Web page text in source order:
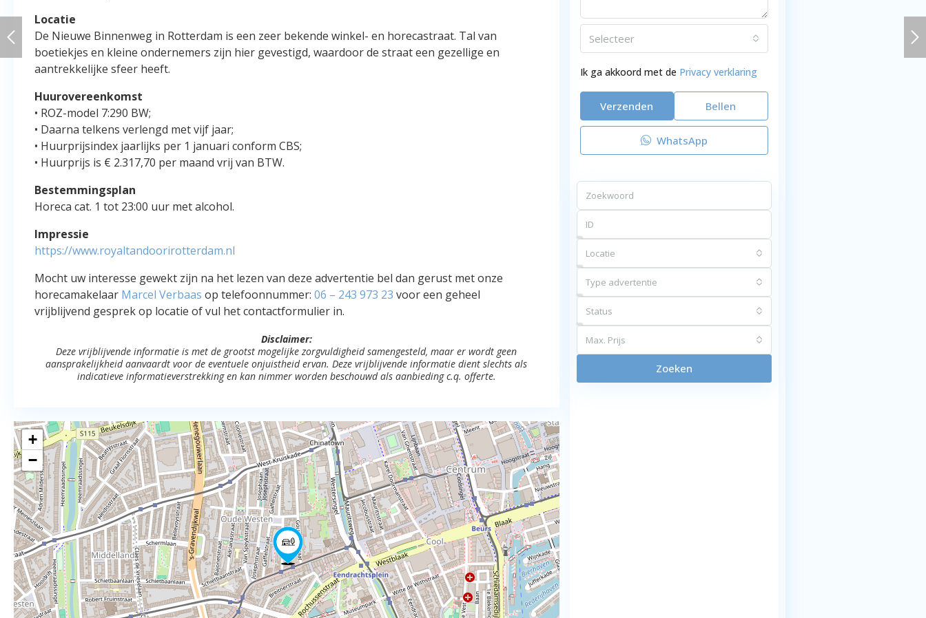
Locatie
De Nieuwe Binnenweg in Rotterdam is een zeer bekende winkel- en horecastraat. Tal van
boetiekjes en kleine ondernemers zijn hier gevestigd, waardoor de straat een gezellige en
aantrekkelijke sfeer heeft.
Huurovereenkomst
• ROZ-model 7:290 BW;
• Daarna telkens verlengd met vijf jaar;
• Huurprijsindex jaarlijks per 1 januari conform CBS;
• Huurprijs is € 2.317,70 per maand vrij van BTW.
Bestemmingsplan
Horeca cat. 1 tot 23:00 uur met alcohol.
Impressie
https://www.royaltandoorirotterdam.nl
Mocht uw interesse gewekt zijn na het lezen van deze advertentie bel dan gerust met onze
horecamakelaar Marcel Verbaas op telefoonnummer: 06 – 243 973 23 voor een geheel
vrijblijvend gesprek op locatie of vul het contactformulier in.
Disclaimer:
Deze vrijblijvende informatie is met de grootst mogelijke zorgvuldigheid samengesteld, maar er wordt geen
aansprakelijkheid aanvaardt voor de eventuele onjuistheid ervan. Deze vrijblijvende informatie dient slechts als
indicatieve informatieverstrekking en kan nimmer worden beschouwd als aanbieding c.q. offerte.
+
−
Selecteer
Ik ga akkoord met de Privacy verklaring
Verzenden Bellen
WhatsApp
Locatie
Type advertentie
Status
Max. Prijs
Zoeken